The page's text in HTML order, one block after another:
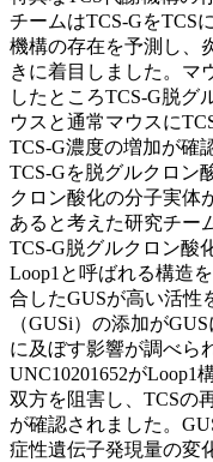
チームはTCS-GをTCS
機構の存在を予測し、
きに着目しました。マ
したところTCS-G脱グ
ウスと通常マウスに
TCS-G濃度の増加が確
TCS-Gを脱グルクロン
クロン酸化の分子実体
あると考えた研究チー
TCS-G脱グルクロン酸
Loop1と呼ばれる構造
合したGUSが高い活性
（GUSi）の添加が
に及ぼす影響が調べら
UNC10201652がLoop1
双方を阻害し、TCSの
が確認されました。
症性遺伝子発現量の変